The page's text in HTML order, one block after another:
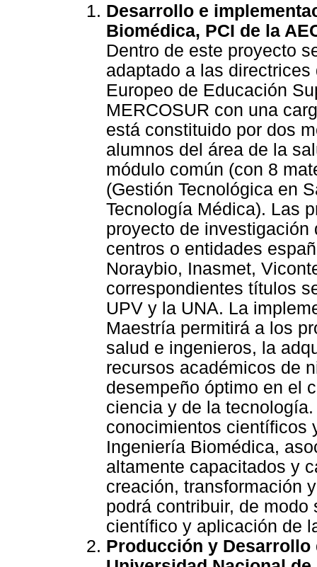
Desarrollo e
Biomédica, PCI de la
Dentro de este proyecto
adaptado a las
Europeo de Educación
MERCOSUR con una
está constituido por dos
alumnos del área de la
módulo común (con 8
(Gestión Tecnológica en
Tecnología Médica). Las
proyecto de
centros o entidades
Noraybio, Inasmet,
correspondientes títulos
UPV y la UNA. La
Maestría permitirá a los
salud e ingenieros, la
recursos académicos de
desempeño óptimo en el
ciencia y de la
conocimientos científicos
Ingeniería Biomédica,
altamente capacitados y
creación, transformación
podrá contribuir, de
científico y aplicación de
Producción y Desarrollo